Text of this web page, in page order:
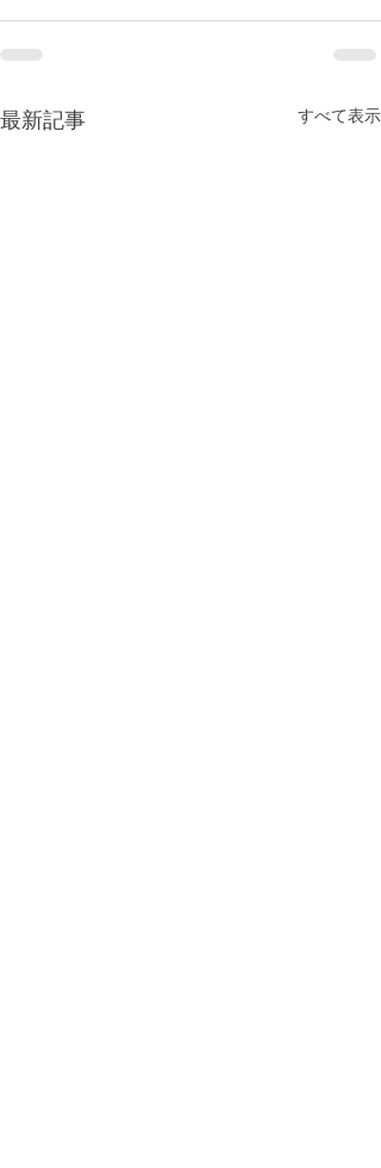
最新記事 すべて表示